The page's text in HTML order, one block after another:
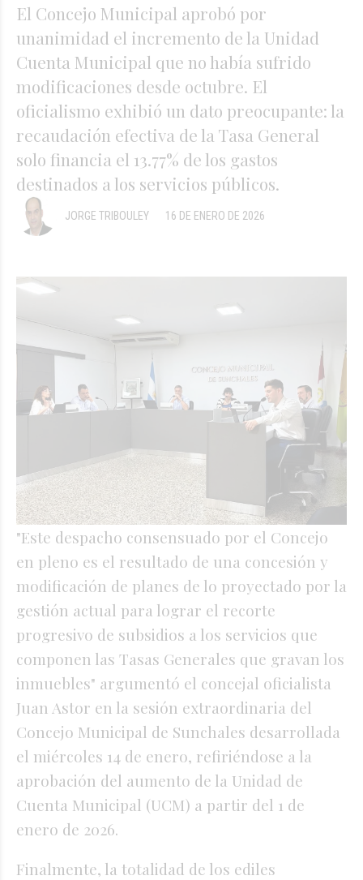
El Concejo Municipal aprobó por
unanimidad el incremento de la Unidad
Cuenta Municipal que no había sufrido
modificaciones desde octubre. El
oficialismo exhibió un dato preocupante: la
recaudación efectiva de la Tasa General
solo financia el 13.77% de los gastos
destinados a los servicios públicos.
16 DE ENERO DE 2026
JORGE TRIBOULEY
"Este despacho consensuado por el Concejo
en pleno es el resultado de una concesión y
modificación de planes de lo proyectado por la
gestión actual para lograr el recorte
progresivo de subsidios a los servicios que
componen las Tasas Generales que gravan los
inmuebles" argumentó el concejal oficialista
Juan Astor en la sesión extraordinaria del
Concejo Municipal de Sunchales desarrollada
el miércoles 14 de enero, refiriéndose a la
aprobación del aumento de la Unidad de
Cuenta Municipal (UCM) a partir del 1 de
enero de 2026.
Finalmente, la totalidad de los ediles